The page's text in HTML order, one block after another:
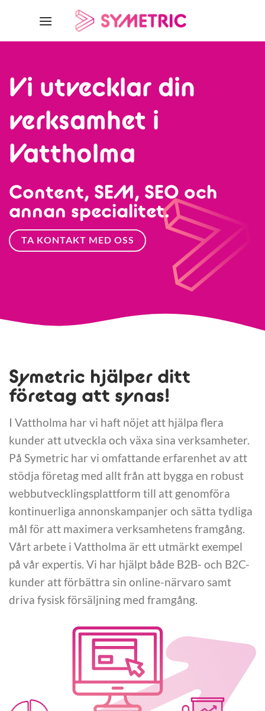
Vi utvecklar din
verksamhet i
Vattholma
Content, SEM, SEO och
annan specialitet.
TA KONTAKT MED OSS
Symetric hjälper ditt
företag att synas!
I Vattholma har vi haft nöjet att hjälpa flera
kunder att utveckla och växa sina verksamheter.
På Symetric har vi omfattande erfarenhet av att
stödja företag med allt från att bygga en robust
webbutvecklingsplattform till att genomföra
kontinuerliga annonskampanjer och sätta tydliga
mål för att maximera verksamhetens framgång.
Vårt arbete i Vattholma är ett utmärkt exempel
på vår expertis. Vi har hjälpt både B2B- och B2C-
kunder att förbättra sin online-närvaro samt
driva fysisk försäljning med framgång.